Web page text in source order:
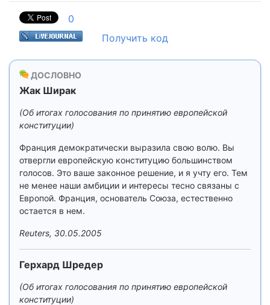
0
Получить код
ДОСЛОВНО
Жак Ширак
(Об итогах голосования по принятию европейской
конституции)
Франция демократически выразила свою волю. Вы
отвергли европейскую конституцию большинством
голосов. Это ваше законное решение, и я учту его. Тем
не менее наши амбиции и интересы тесно связаны с
Европой. Франция, основатель Союза, естественно
остается в нем.
Reuters, 30.05.2005
Герхард Шредер
(Об итогах голосования по принятию европейской
конституции)